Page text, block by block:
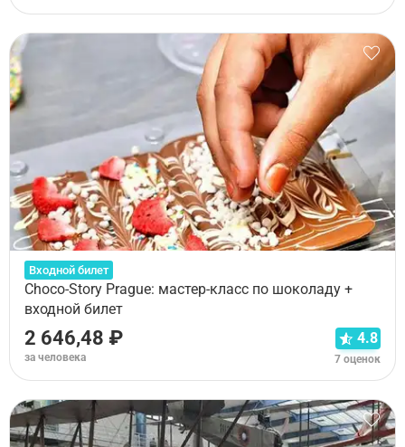
Входной билет
Choco-Story Prague: мастер-класс по шоколаду +
входной билет
2 646,48 ₽
за человека
4.8
7 оценок